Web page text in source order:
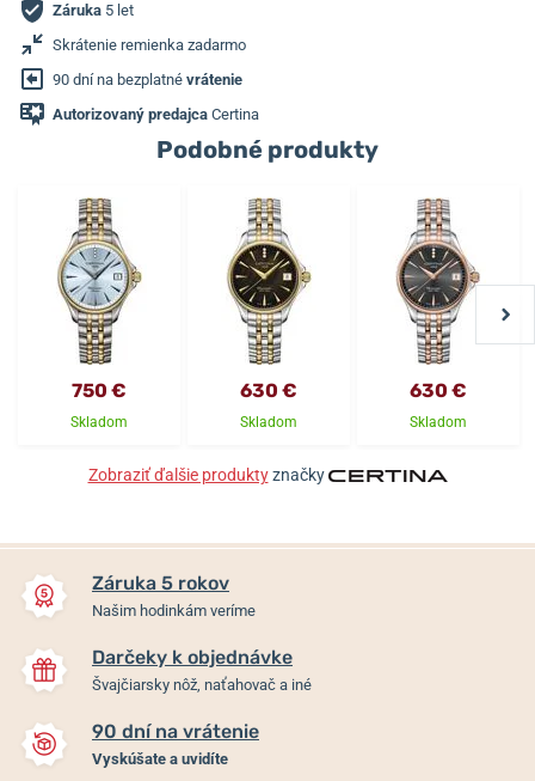
Záruka 5 let
Skrátenie remienka zadarmo
90 dní na bezplatné vrátenie
Autorizovaný predajca Certina
Podobné produkty
750 €
Skladom
630 €
Skladom
630 €
Skladom
Zobraziť ďalšie produktyznačky
Záruka 5 rokov
Našim hodinkám veríme
Darčeky k objednávke
Švajčiarsky nôž, naťahovač a iné
90 dní na vrátenie
Vyskúšate a uvidíte